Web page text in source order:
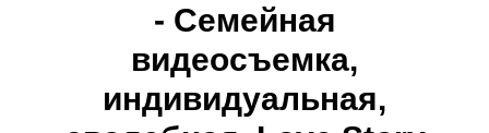
- Семейная
видеосъемка,
индивидуальная,